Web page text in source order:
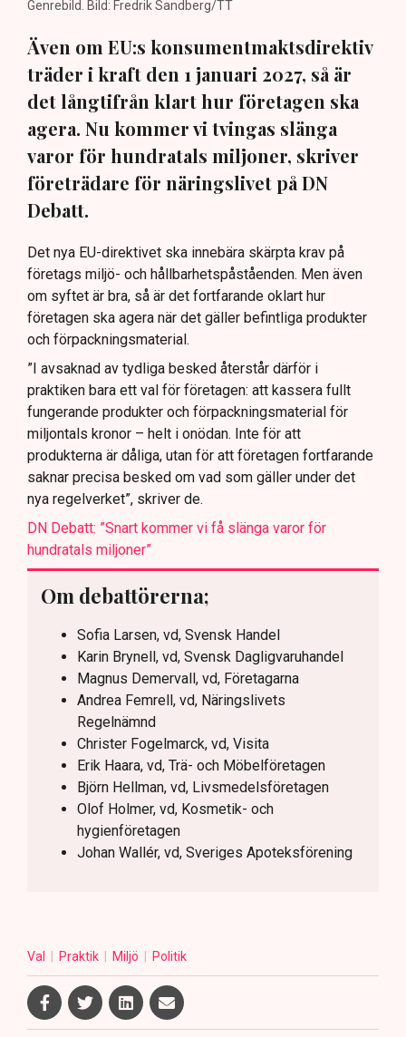
Genrebild. Bild: Fredrik Sandberg/TT
Även om EU:s konsumentmaktsdirektiv
träder i kraft den 1 januari 2027, så är
det långtifrån klart hur företagen ska
agera. Nu kommer vi tvingas slänga
varor för hundratals miljoner, skriver
företrädare för näringslivet på DN
Debatt.
Det nya EU-direktivet ska innebära skärpta krav på
företags miljö- och hållbarhetspåståenden. Men även
om syftet är bra, så är det fortfarande oklart hur
företagen ska agera när det gäller befintliga produkter
och förpackningsmaterial.
”I avsaknad av tydliga besked återstår därför i
praktiken bara ett val för företagen: att kassera fullt
fungerande produkter och förpackningsmaterial för
miljontals kronor – helt i onödan. Inte för att
produkterna är dåliga, utan för att företagen fortfarande
saknar precisa besked om vad som gäller under det
nya regelverket”, skriver de.
DN Debatt: ”Snart kommer vi få slänga varor för
hundratals miljoner”
Om debattörerna;
Sofia Larsen, vd, Svensk Handel
Karin Brynell, vd, Svensk Dagligvaruhandel
Magnus Demervall, vd, Företagarna
Andrea Femrell, vd, Näringslivets
Regelnämnd
Christer Fogelmarck, vd, Visita
Erik Haara, vd, Trä- och Möbelföretagen
Björn Hellman, vd, Livsmedelsföretagen
Olof Holmer, vd, Kosmetik- och
hygienföretagen
Johan Wallér, vd, Sveriges Apoteksförening
Val Praktik Miljö Politik